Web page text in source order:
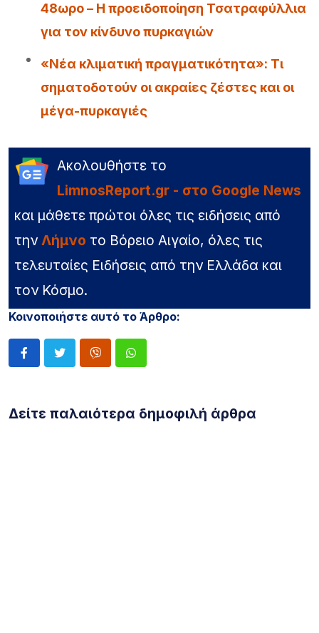
48ωρο – Η προειδοποίηση Τσατραφύλλια
για τον κίνδυνο πυρκαγιών
«Νέα κλιματική πραγματικότητα»: Τι
σηματοδοτούν οι ακραίες ζέστες και οι
μέγα-πυρκαγιές
Ακολουθήστε το
LimnosReport.gr - στο Google News
και μάθετε πρώτοι όλες τις ειδήσεις από
την Λήμνο το Βόρειο Αιγαίο, όλες τις
τελευταίες Ειδήσεις από την Ελλάδα και
τον Κόσμο.
Κοινοποιήστε αυτό το Άρθρο:
Δείτε παλαιότερα δημοφιλή άρθρα